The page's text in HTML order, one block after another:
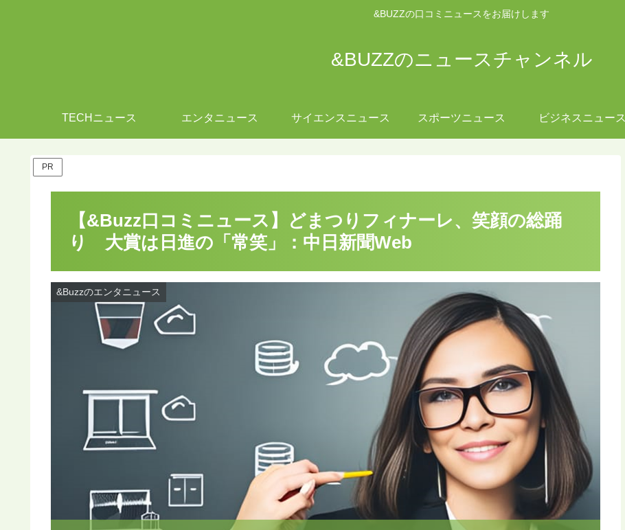
&BUZZの口コミニュースをお届けします
&BUZZのニュースチャンネル
TECHニュース エンタニュース サイエンスニュース スポーツニュース ビジネスニュース
PR
【&Buzz口コミニュース】どまつりフィナーレ、笑顔の総踊
り 大賞は日進の「常笑」：中日新聞Web
&Buzzのエンタニュース